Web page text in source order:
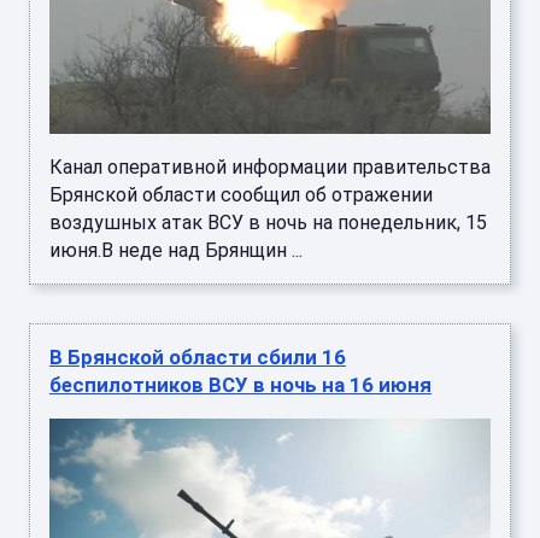
Канал оперативной информации правительства
Брянской области сообщил об отражении
воздушных атак ВСУ в ночь на понедельник, 15
июня.В неде над Брянщин ...
В Брянской области сбили 16
беспилотников ВСУ в ночь на 16 июня